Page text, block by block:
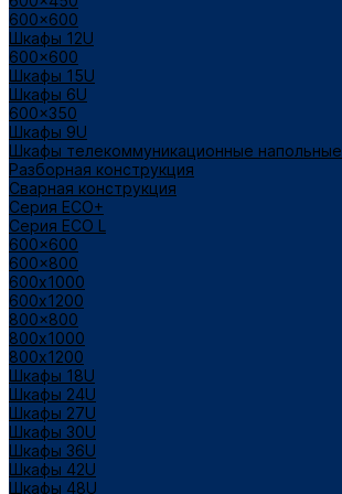
600x600
Шкафы 12U
600x600
Шкафы 15U
Шкафы 6U
600x350
Шкафы 9U
Шкафы телекоммуникационные напольные
Разборная конструкция
Сварная конструкция
Серия ECO+
Серия ECO L
600x600
600x800
600х1000
600х1200
800x800
800х1000
800х1200
Шкафы 18U
Шкафы 24U
Шкафы 27U
Шкафы 30U
Шкафы 36U
Шкафы 42U
Шкафы 48U